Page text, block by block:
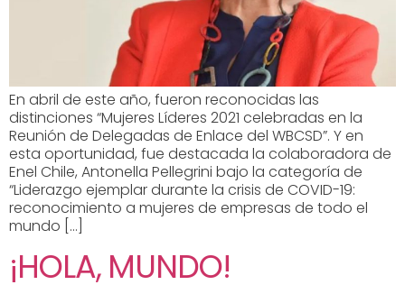
En abril de este año, fueron reconocidas las
distinciones “Mujeres Líderes 2021 celebradas en la
Reunión de Delegadas de Enlace del WBCSD”. Y en
esta oportunidad, fue destacada la colaboradora de
Enel Chile, Antonella Pellegrini bajo la categoría de
“Liderazgo ejemplar durante la crisis de COVID-19:
reconocimiento a mujeres de empresas de todo el
mundo […]
¡HOLA, MUNDO!